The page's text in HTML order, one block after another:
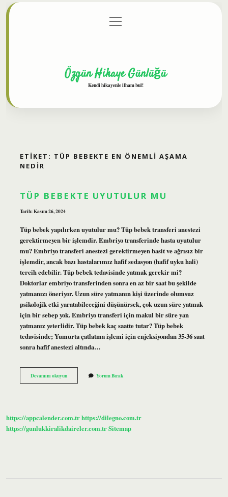
Gizlilik Politikası
menüyü
aç
Özgün Hikaye Günlüğü
Kendi hikayenle ilham bul!
ETIKET: TÜP BEBEKTE EN ÖNEMLI AŞAMA
NEDIR
TÜP BEBEKTE UYUTULUR MU
Tarih: Kasım 26, 2024
Tüp bebek yapılırken uyutulur mu? Tüp bebek transferi anestezi
gerektirmeyen bir işlemdir. Embriyo transferinde hasta uyutulur
mu? Embriyo transferi anestezi gerektirmeyen basit ve ağrısız bir
işlemdir, ancak bazı hastalarımız hafif sedasyon (hafif uyku hali)
tercih edebilir. Tüp bebek tedavisinde yatmak gerekir mi?
Doktorlar embriyo transferinden sonra en az bir saat bu şekilde
yatmanızı öneriyor. Uzun süre yatmanın kişi üzerinde olumsuz
psikolojik etki yaratabileceğini düşünürsek, çok uzun süre yatmak
için bir sebep yok. Embriyo transferi için makul bir süre yan
yatmanız yeterlidir. Tüp bebek kaç saatte tutar? Tüp bebek
tedavisinde; Yumurta çatlatma işlemi için enjeksiyondan 35-36 saat
sonra hafif anestezi altında…
Devamını okuyunTüp
Bebekte
Yorum Bırak
https://appcalender.com.trhttps://dilegno.com.tr
https://gunlukkiralikdaireler.com.trSitemap